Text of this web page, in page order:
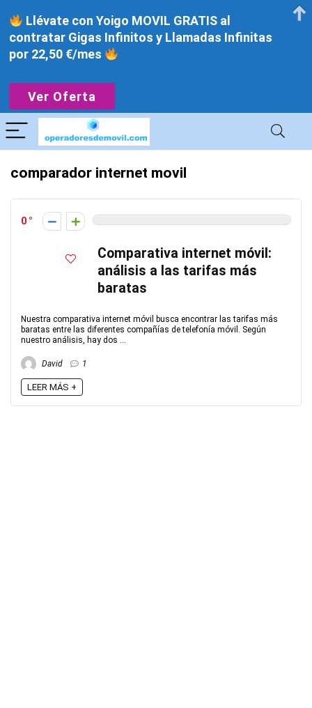
comparador internet movil
0
Comparativa internet móvil:
análisis a las tarifas más
baratas
Nuestra comparativa internet móvil busca encontrar las tarifas más
baratas entre las diferentes compañías de telefonía móvil. Según
nuestro análisis, hay dos ...
David 1
LEER MÁS +
Llévate con Yoigo MOVIL GRATIS al
contratar Gigas Infinitos y Llamadas Infinitas
por 22,50 €/mes
Ver Oferta